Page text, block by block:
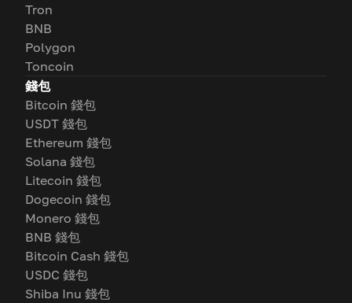
Tron
BNB
Polygon
Toncoin
錢包
Bitcoin 錢包
USDT 錢包
Ethereum 錢包
Solana 錢包
Litecoin 錢包
Dogecoin 錢包
Monero 錢包
BNB 錢包
Bitcoin Cash 錢包
USDC 錢包
Shiba Inu 錢包